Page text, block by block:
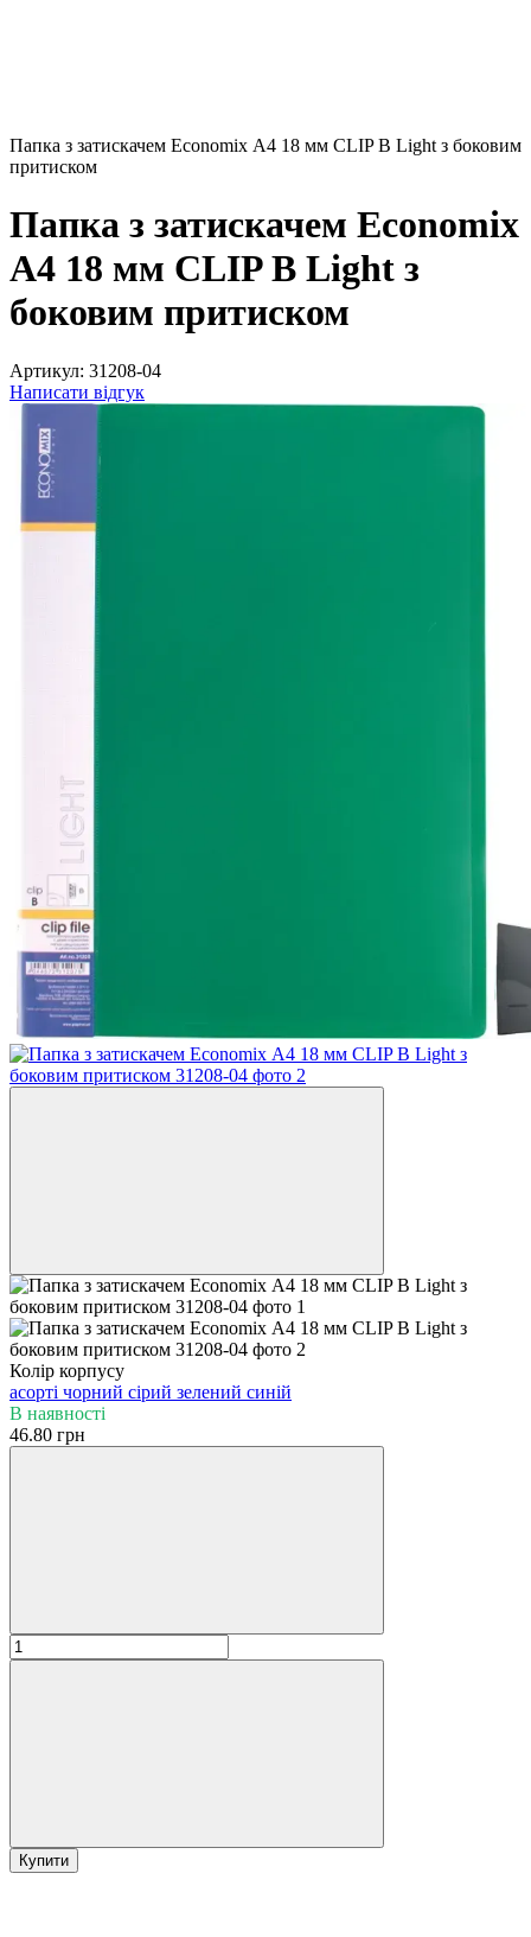
Папка з затискачем Economix А4 18 мм CLIP В Light з боковим
притиском
Папка з затискачем Economix
А4 18 мм CLIP В Light з
боковим притиском
Артикул: 31208-04
Написати відгук
Колір корпусу
асорті чорний сірий зелений синій
В наявності
46.80 грн
Купити